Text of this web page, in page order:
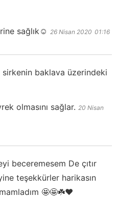
sağlık☺️ 26 Nisan 2020 01:16
sirkenin baklava üzerindeki
olmasını sağlar. 20 Nisan
beceremesem De çıtır
teşekkürler harikasın
🤩🤩☘️❤️